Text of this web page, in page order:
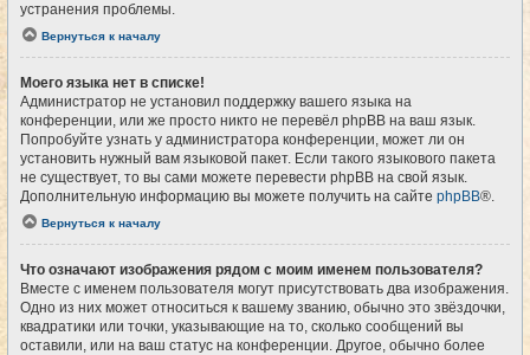
устранения проблемы.
Вернуться к началу
Моего языка нет в списке!
Администратор не установил поддержку вашего языка на
конференции, или же просто никто не перевёл phpBB на ваш язык.
Попробуйте узнать у администратора конференции, может ли он
установить нужный вам языковой пакет. Если такого языкового пакета
не существует, то вы сами можете перевести phpBB на свой язык.
Дополнительную информацию вы можете получить на сайте phpBB®.
Вернуться к началу
Что означают изображения рядом с моим именем пользователя?
Вместе с именем пользователя могут присутствовать два изображения.
Одно из них может относиться к вашему званию, обычно это звёздочки,
квадратики или точки, указывающие на то, сколько сообщений вы
оставили, или на ваш статус на конференции. Другое, обычно более